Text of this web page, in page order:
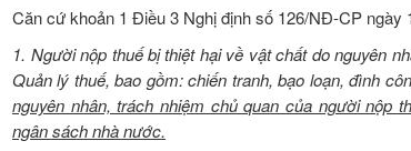
Căn cứ khoản 1 Điều 3 Nghị định số 126/NĐ-CP ngày
1. Người nộp thuế bị thiệt hại về vật chất do nguyên
Quản lý thuế, bao gồm: chiến tranh, bạo loạn, đình
nguyên nhân, trách nhiệm chủ quan của người nộp
ngân sách nhà nước.